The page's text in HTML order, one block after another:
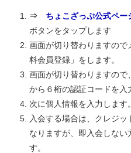
⇒ ちょこざっぷ公式ペー
ボタンをタップします
画面が切り替わりますの
料会員登録」をします。
画面が切り替わりますので
から６桁の認証コードを入
次に個人情報を入力します。
入会する場合は、クレジ
なりますが、即入会しな
す。